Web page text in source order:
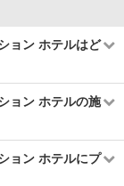
ョン ホテルはど
ョン ホテルの施
ョン ホテルにプ